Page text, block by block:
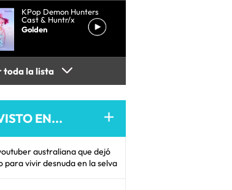
KPop Demon Hunters
Cast & Huntr/x
Golden
toda la lista
EN...
australiana que dejó
para vivir desnuda en la selva